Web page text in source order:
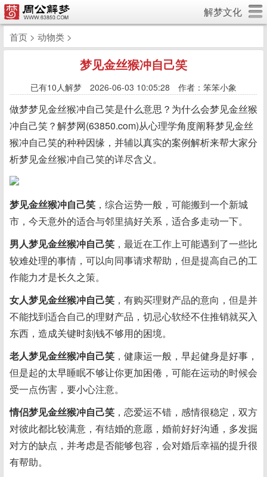
解梦文化
首页 > 动物类 >
梦见金丝猴冲自己笑
已有10人解梦 2026-06-03 10:05:28 作者：笨笨小象
做梦梦见金丝猴冲自己笑是什么意思？为什么会梦见金丝猴
冲自己笑？解梦网(63850.com)从心理学角度阐释梦见金丝
猴冲自己笑的种种因缘，并辅以真实的案例解析来帮大家分
析梦见金丝猴冲自己笑的详尽含义。
梦见金丝猴冲自己笑 ，综合运势一般，可能搬到一个新城
市，今天意外的适合与邻里搞好关系，适合多走动一下。
男人梦见金丝猴冲自己笑 ，最近在工作上可能遇到了一些比
较难处理的事情，可以向同事请求帮助，但是提高自己的工
作能力才是长久之策。
女人梦见金丝猴冲自己笑 ，有购买理财产品的意向，但是并
不能找到适合自己的理财产品，切忌心软经不住推销就买入
东西，造成关键时刻钱不够用的困境。
老人梦见金丝猴冲自己笑 ，健康运一般，早起健身是好事，
但是起的太早睡眠不够让你更加困倦，可能在运动的时候会
受一点伤害，要小心注意。
情侣梦见金丝猴冲自己笑 ，恋爱运不错，感情很稳定，双方
对彼此都比较满意，有结婚的意愿，婚前好好沟通，多发掘
对方的缺点，并考虑是否能够包容，会对婚后幸福的提升很
有帮助。